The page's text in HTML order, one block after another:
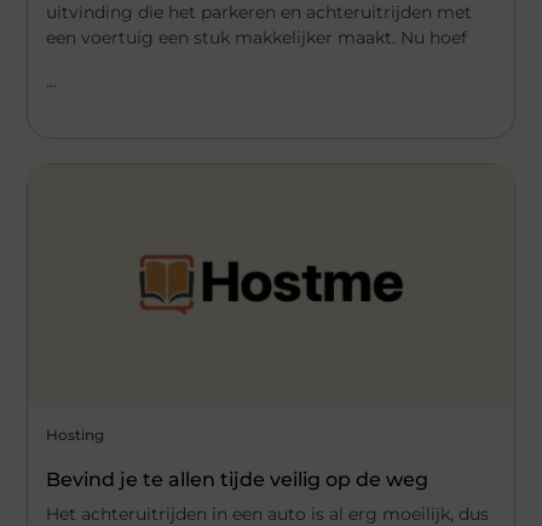
uitvinding die het parkeren en achteruitrijden met
een voertuig een stuk makkelijker maakt. Nu hoef
...
Hosting
Bevind je te allen tijde veilig op de weg
Het achteruitrijden in een auto is al erg moeilijk, dus